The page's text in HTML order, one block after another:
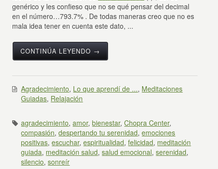
genérico y les confieso que no se qué pensar del decimal
en el número…793.7% . De todas maneras creo que no es
mala idea tener en cuenta este dato, ...
CONTINÚA LEYENDO →
Agradecimiento, Lo que aprendí de ..., Meditaciones
Guiadas, Relajación
agradecimiento,amor,bienestar,Chopra Center,
compasión,despertando tu serenidad,emociones
positivas,escuchar,espiritualidad,felicidad, meditación
guiada, meditación salud,salud emocional,serenidad,
silencio,sonreír